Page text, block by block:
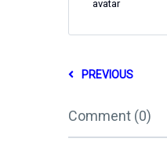
PREVIOUS
Comment (0)